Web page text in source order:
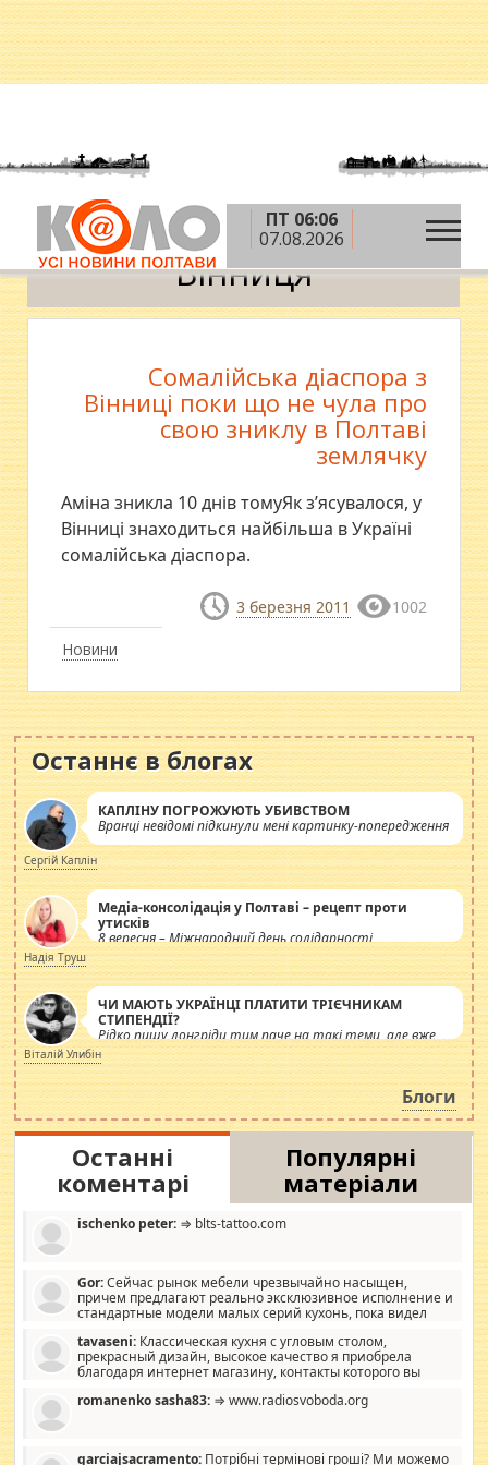
ПТ 06:06
07.08.2026
Головна » Вінниця
Вінниця
Новини
Сомалійська діаспора з
Вінниці поки що не чула про
свою зниклу в Полтаві
землячку
Аміна зникла 10 днів томуЯк з’ясувалося, у
Вінниці знаходиться найбільша в Україні
сомалійська діаспора.
3 березня 2011 1002
Останнє в блогах
КАПЛІНУ ПОГРОЖУЮТЬ УБИВСТВОМ
Вранці невідомі підкинули мені картинку-попередження
Сергій Каплін
Медіа-консолідація у Полтаві – рецепт проти
утисків
8 вересня – Міжнародний день солідарності
журналістів.
Надія Труш
ЧИ МАЮТЬ УКРАЇНЦІ ПЛАТИТИ ТРІЄЧНИКАМ
СТИПЕНДІЇ?
Рідко пишу лонгріди тим паче на такі теми, але вже
просто дістало! Обурюють сьогоднішні інсенуації
навколо стипендіального питання. Штучно
роздувається ще одна соціальна катастрофа.
Віталій Улибін
Блоги
Останні
коментарі
Популярні
матеріали
ischenko peter: ⇒ blts-tattoo.com
Gor:Сейчас рынок мебели чрезвычайно насыщен,
причем предлагают реально эксклюзивное исполнение и
стандартные модели малых серий кухонь, пока видел
стандартные формы, в MebelOk, креативненько и что главное -
со вкусом все в порядке, без ненужных наворотов удорожающих
мебель, а это не последний фактор.
tavaseni: Классическая кухня с угловым столом,
прекрасный дизайн, высокое качество я приобрела
благодаря интернет магазину, контакты которого вы
romanenko sasha83: ⇒ www.radiosvoboda.org
garciajsacramento: Потрібні термінові гроші? Ми можемо